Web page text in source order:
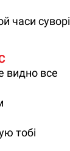
часи суворі
C
видно все
тобі